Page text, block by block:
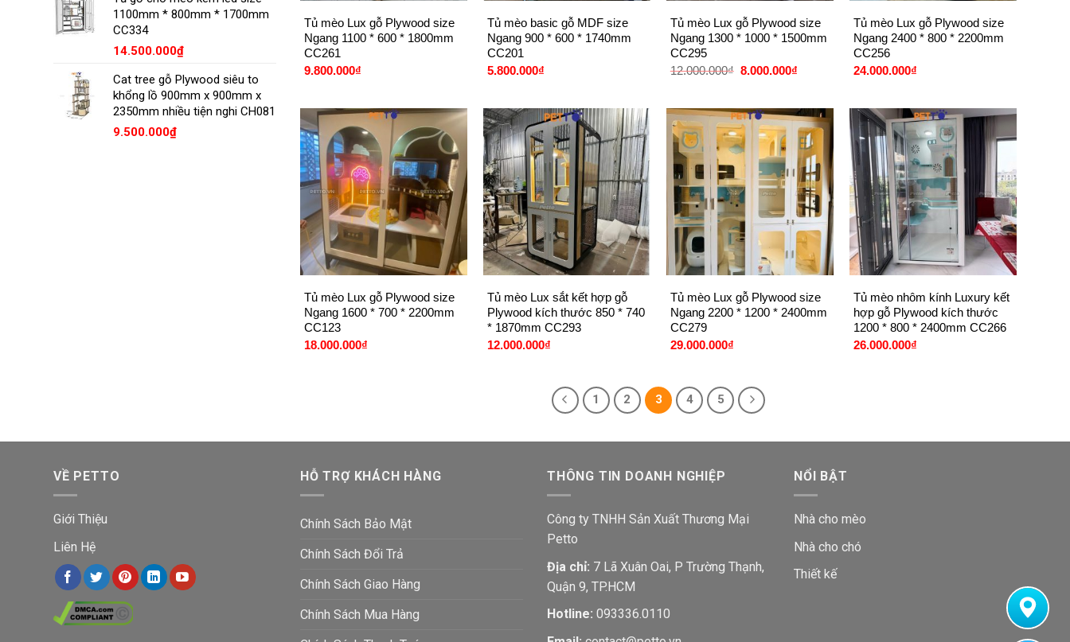
1100mm * 800mm * 1700mm
CC334
14.500.000₫
Cat tree gỗ Plywood siêu to
khổng lồ 900mm x 900mm x
2350mm nhiều tiện nghi CH081
9.500.000₫
Tủ mèo Lux gỗ Plywood size
Ngang 1100 * 600 * 1800mm
CC261
9.800.000₫
Tủ mèo basic gỗ MDF size
Ngang 900 * 600 * 1740mm
CC201
5.800.000₫
Tủ mèo Lux gỗ Plywood size
Ngang 1300 * 1000 * 1500mm
CC295
12.000.000₫ Giá
12.000.000₫.
8.000.000₫
là:
8.000.000₫.
Tủ mèo Lux gỗ Plywood size
Ngang 2400 * 800 * 2200mm
CC256
24.000.000₫
+
Tủ mèo Lux gỗ Plywood size
Ngang 1600 * 700 * 2200mm
CC123
18.000.000₫
+
Tủ mèo Lux sắt kết hợp gỗ
Plywood kích thước 850 * 740
* 1870mm CC293
12.000.000₫
+
Tủ mèo Lux gỗ Plywood size
Ngang 2200 * 1200 * 2400mm
CC279
29.000.000₫
+
Tủ mèo nhôm kính Luxury kết
hợp gỗ Plywood kích thước
1200 * 800 * 2400mm CC266
26.000.000₫
1 2 3 4 5
VỀ PETTO
Giới Thiệu
Liên Hệ
HỖ TRỢ KHÁCH HÀNG
Chính Sách Bảo Mật
Chính Sách Đổi Trả
Chính Sách Giao Hàng
Chính Sách Mua Hàng
THÔNG TIN DOANH NGHIỆP
Công ty TNHH Sản Xuất Thương Mại
Petto
Địa chỉ: 7 Lã Xuân Oai, P Trường Thạnh,
Quận 9, TP.HCM
Hotline: 093336.0110
NỔI BẬT
Nhà cho mèo
Nhà cho chó
Thiết kế